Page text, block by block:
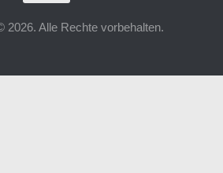
2026. Alle Rechte vorbehalten.